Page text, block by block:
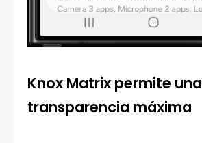
Knox Matrix permite una
transparencia máxima